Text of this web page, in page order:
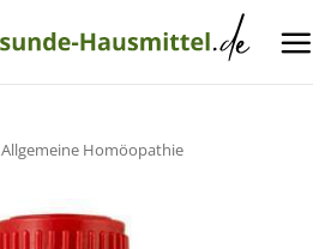
Allgemeine Homöopathie